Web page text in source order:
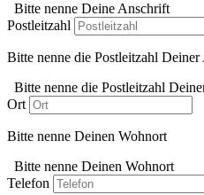
Bitte nenne Deine Anschrift
Postleitzahl
Bitte nenne die Postleitzahl Deiner
Bitte nenne die Postleitzahl
Ort
Bitte nenne Deinen Wohnort
Bitte nenne Deinen Wohnort
Telefon